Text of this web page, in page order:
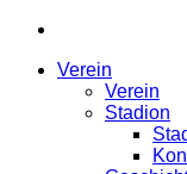
Verein
Verein
Stadion